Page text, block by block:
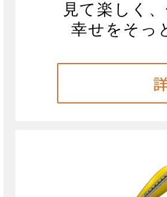
見て楽しく
幸せをそっ